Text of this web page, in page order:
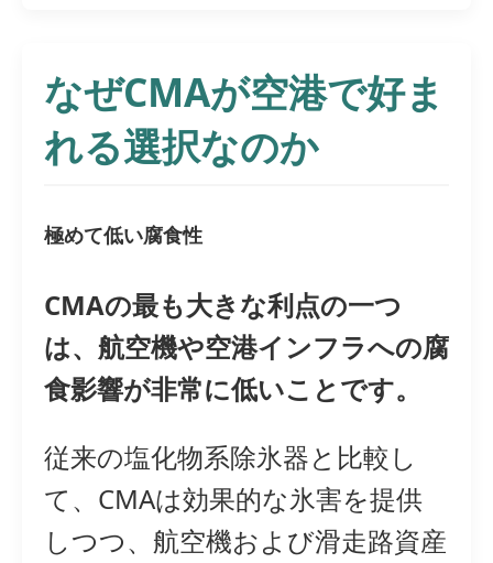
なぜCMAが空港で好ま
れる選択なのか
極めて低い腐食性
CMAの最も大きな利点の一つ
は、航空機や空港インフラへの腐
食影響が非常に低いことです。
従来の塩化物系除氷器と比較し
て、CMAは効果的な氷害を提供
しつつ、航空機および滑走路資産